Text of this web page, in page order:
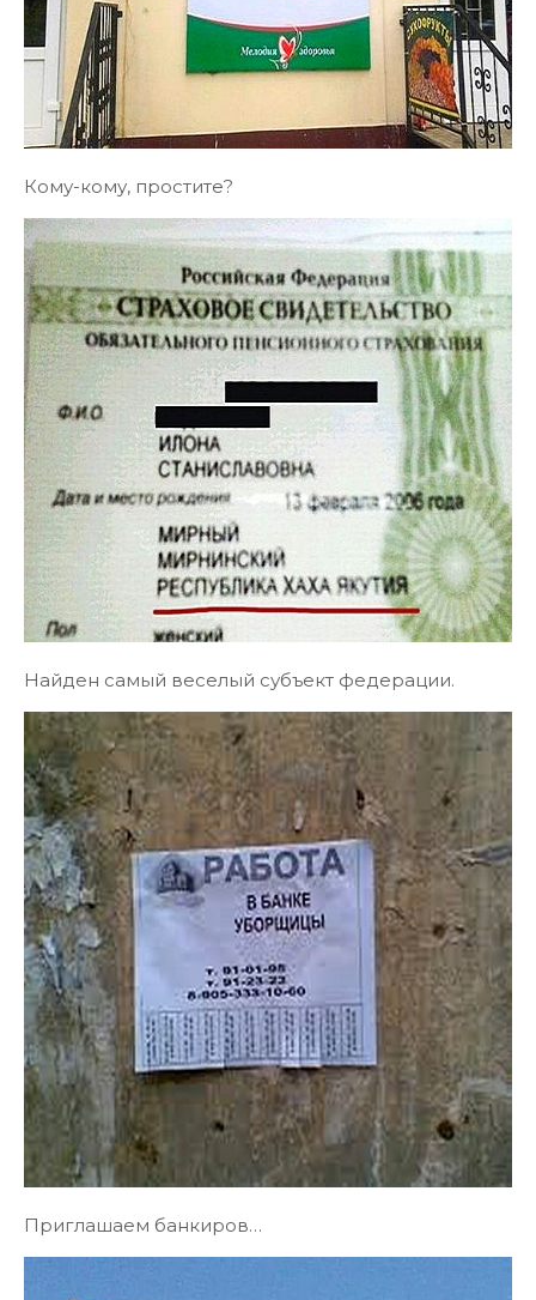
Кому-кому, простите?
Найден самый веселый субъект федерации.
Приглашаем банкиров…